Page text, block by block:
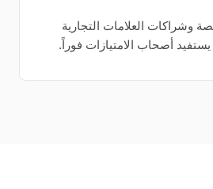
وشراكات العلامات التجارية
أصحاب الامتيازات فوراً.